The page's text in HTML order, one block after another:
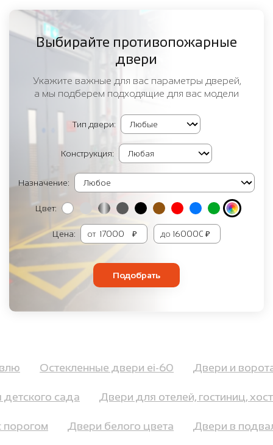
Выбирайте противопожарные
двери
Укажите важные для вас параметры дверей,
а мы подберем подходящие для вас модели
Тип двери:
Конструкция:
Назначение:
Цвет:
Цена: от ₽ до ₽
Подобрать
Остекленные двери ei-60 Двери и
сада Двери для отелей, гостиниц,
порогом Двери белого цвета Двери в